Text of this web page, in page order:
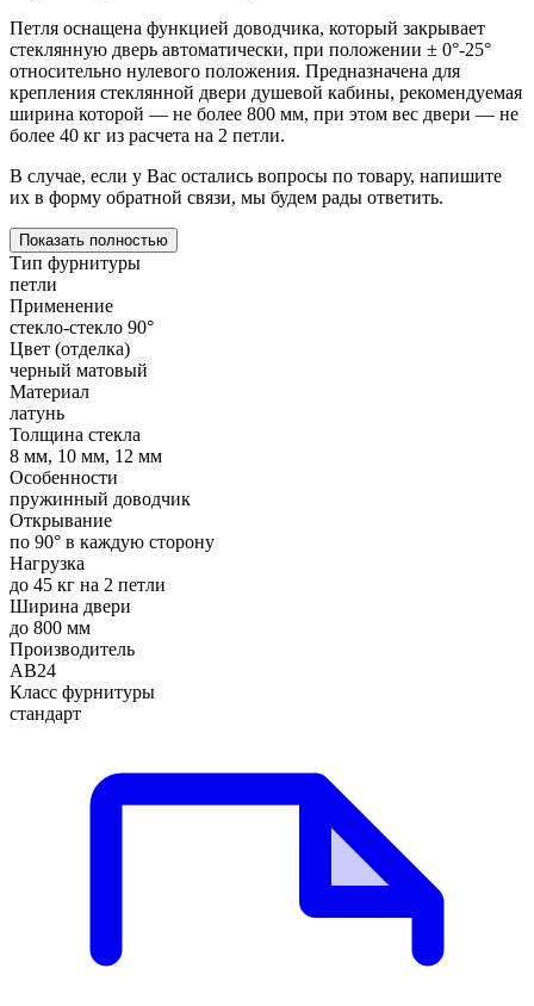
Петля оснащена функцией доводчика, который закрывает
стеклянную дверь автоматически, при положении ± 0°-25°
относительно нулевого положения. Предназначена для
крепления стеклянной двери душевой кабины, рекомендуемая
ширина которой — не более 800 мм, при этом вес двери — не
более 40 кг из расчета на 2 петли.
В случае, если у Вас остались вопросы по товару, напишите
их в форму обратной связи, мы будем рады ответить.
Показать полностью
Тип фурнитуры
петли
Применение
стекло-стекло 90°
Цвет (отделка)
черный матовый
Материал
латунь
Толщина стекла
8 мм, 10 мм, 12 мм
Особенности
пружинный доводчик
Открывание
по 90° в каждую сторону
Нагрузка
до 45 кг на 2 петли
Ширина двери
до 800 мм
Производитель
АВ24
Класс фурнитуры
стандарт